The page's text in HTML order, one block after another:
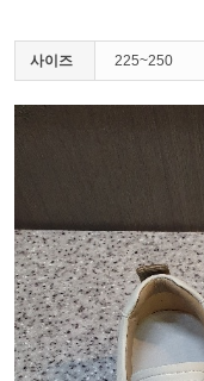
사이즈 225~250